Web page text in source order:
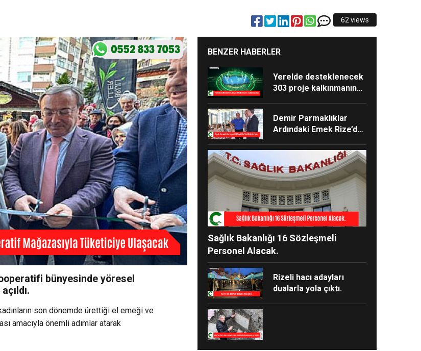
62 views
bünyesinde yöresel
son dönemde ürettiği el emeği ve
amacıyla önemli adımlar atarak
BENZER HABERLER
Yerelde desteklenecek
303 proje kalkınmanın
Demir Parmaklıklar
Ardındaki Emek Rize’de
Sağlık Bakanlığı 16 Sözleşmeli
Personel Alacak.
Rizeli hacı adayları
dualarla yola çıktı.